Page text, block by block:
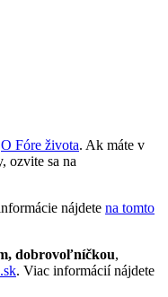
O Fóre života. Ak máte v
ozvite sa na
nájdete na tomto
dobrovoľníčkou,
. Viac informácií nájdete